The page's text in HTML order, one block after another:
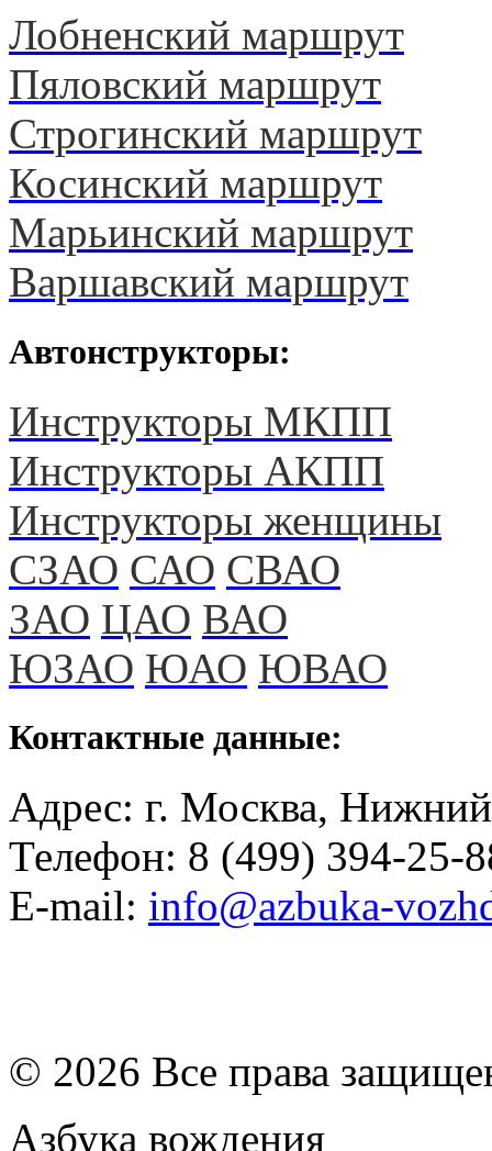
Лобненский маршрут
Пяловский маршрут
Строгинский маршрут
Косинский маршрут
Марьинский маршрут
Варшавский маршрут
Автонструкторы:
Инструкторы МКПП
Инструкторы АКПП
Инструкторы женщины
СЗАО САО СВАО
ЗАО ЦАО ВАО
ЮЗАО ЮАО ЮВАО
Контактные данные:
Адрес: г. Москва,
Телефон: 8 (499) 394-25-
E-mail: info@azbuka-
© 2026 Все права
Азбука вождения